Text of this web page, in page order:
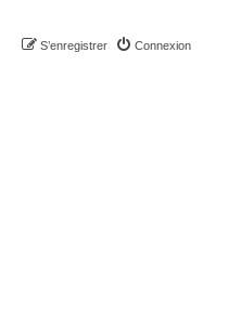
Connexion
S’enregistrer